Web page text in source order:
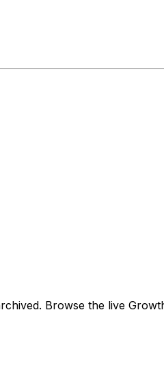
Browse the live